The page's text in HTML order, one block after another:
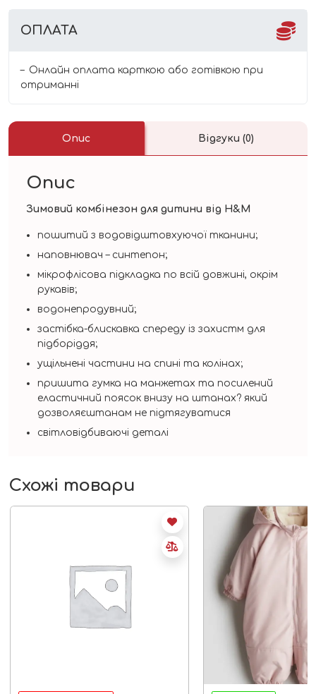
ОПЛАТА
Онлайн оплата карткою або готівкою при
отриманні
Опис Відгуки (0)
Опис
Зимовий комбінезон для дитини від H&M
пошитий з водовідштовхуючої тканини;
наповнювач – синтепон;
мікрофлісова підкладка по всій довжині, окрім
рукавів;
водонепродувний;
застібка-блискавка спереду із захистм для
підборіддя;
ущільнені частини на спині та колінах;
пришита гумка на манжетах та посилений
еластичний поясок внизу на штанах? який
дозволяєштанам не підтягуватися
світловідбиваючі деталі
Схожі товари